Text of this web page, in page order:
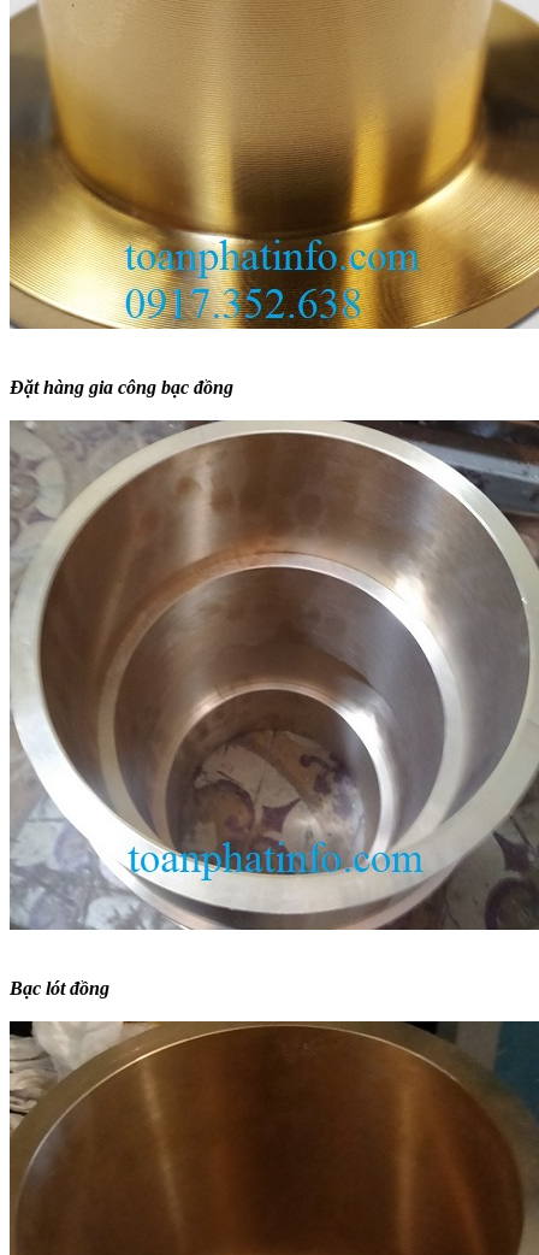
Đặt hàng gia công bạc đồng
Bạc lót đồng